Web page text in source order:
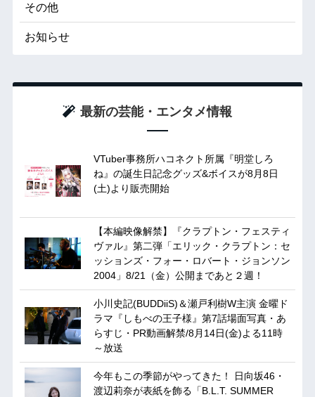
その他
お知らせ
最新の芸能・エンタメ情報
VTuber事務所ハコネクト所属『明堂しろ
ね』の誕生日記念グッズ&ボイスが8月8日
(土)より販売開始
【本編映像解禁】『クラプトン・フェスティ
ヴァル』第二弾「エリック・クラプトン：セ
ッションズ・フォー・ロバート・ジョンソン
2004」8/21（金）公開まであと２週！
小川史記(BUDDiiS)＆瀬戸利樹W主演 金曜ド
ラマ『しもべの王子様』第7話場面写真・あ
らすじ・PR動画解禁/8月14日(金)よる11時
～放送
今年もこの季節がやってきた！ 日向坂46・
渡辺莉奈が表紙を飾る「B.L.T. SUMMER